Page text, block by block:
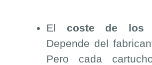
El coste de los
Depende del
Pero cada